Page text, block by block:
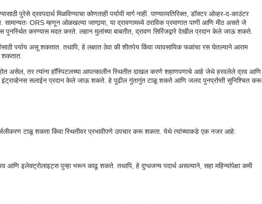
पुरेसे द्रवपदार्थ मिळविण्याचा कोणताही पर्यायी मार्ग नाही. पाण्याव्यतिरिक्त, डॉक्टर ओव्हर-द-काउंटर
ORS म्हणून ओळखल्या जाणार्‍या, या द्रावणामध्ये ठराविक प्रमाणात पाणी आणि मीठ असते जे
पुनर्स्थित करण्यास मदत करते. लहान मुलांच्या बाबतीत, द्रावण सिरिंजद्वारे देखील प्रदान केले जाऊ शकते.
पर्याय असू शकतात. तथापि, हे लक्षात ठेवा की शीतपेय किंवा व्यावसायिक फळांचा रस घेतल्याने आराम
शकतात.
होत असेल, तर त्यांना हॉस्पिटलच्या आपत्कालीन स्थितीत दाखल करणे शहाणपणाचे आहे जेथे हरवलेले द्रव आणि
इंट्राव्हेनस सलाईन प्रदान केले जाऊ शकते. हे पुढील गुंतागुंत टाळू शकते आणि जलद पुनर्प्राप्ती सुनिश्चित करू
टाळू शकता किंवा स्थितीवर प्रभावीपणे उपचार करू शकता. येथे त्यांच्याकडे एक नजर आहे:
आणि इलेक्ट्रोलाइट्स पुन्हा भरून काढू शकते. तथापि, हे दुग्धजन्य पदार्थ असल्याने, सहा महिन्यांपेक्षा कमी